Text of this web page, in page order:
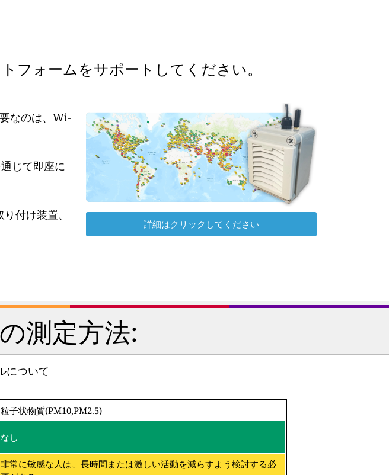
フォームをサポートしてください。
なのは、Wi-
じて即座に
付け装置、
詳細はクリックしてください
測定方法:
について
粒子状物質(PM10,PM2.5)
なし
非常に敏感な人は、長時間または激しい活動を減らすよう検討する必